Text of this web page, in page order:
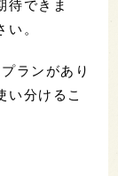
待できま
。
ランがあり
い分けるこ